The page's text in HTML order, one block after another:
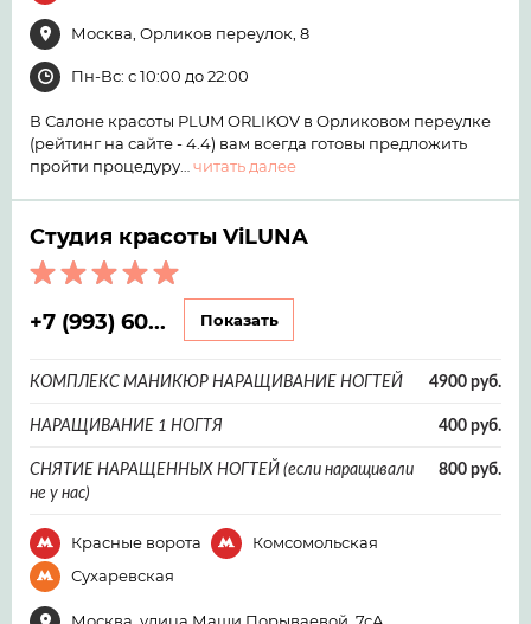
Москва, Орликов переулок, 8
Пн-Вс: с 10:00 до 22:00
В Салоне красоты PLUM ORLIKOV в Орликовом переулке
(рейтинг на сайте - 4.4) вам всегда готовы предложить
пройти процедуру…читать далее
Студия красоты ViLUNA
+7 (993) 60... Показать
КОМПЛЕКС МАНИКЮР НАРАЩИВАНИЕ НОГТЕЙ 4900 руб.
НАРАЩИВАНИЕ 1 НОГТЯ 400 руб.
СНЯТИЕ НАРАЩЕННЫХ НОГТЕЙ (если наращивали
не у нас)
800 руб.
Красные ворота
Комсомольская
Сухаревская